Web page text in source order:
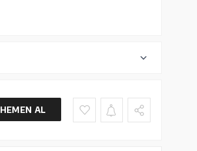
HEMEN AL